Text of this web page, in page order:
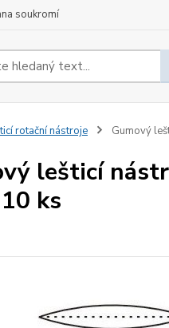
soukromí
rotační nástroje Gumový
lešticí
ks